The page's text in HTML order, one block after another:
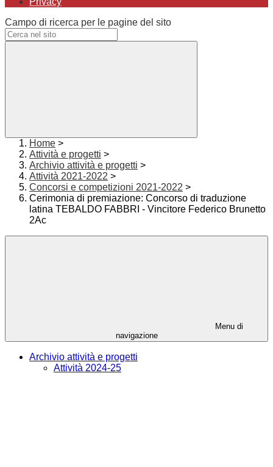
Campo di ricerca per le pagine del sito
Home >
Attività e progetti >
Archivio attività e progetti >
Attività 2021-2022 >
Concorsi e competizioni 2021-2022 >
Cerimonia di premiazione: Concorso di traduzione
latina TEBALDO FABBRI - Vincitore Federico Brunetto
2Ac
Menu di
navigazione
Archivio attività e progetti
Attività 2024-25